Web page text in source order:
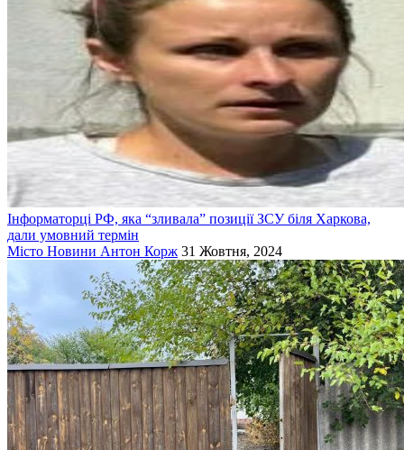
Інформаторці РФ, яка “зливала” позиції ЗСУ біля Харкова,
дали умовний термін
Місто Новини Антон Корж 31 Жовтня, 2024